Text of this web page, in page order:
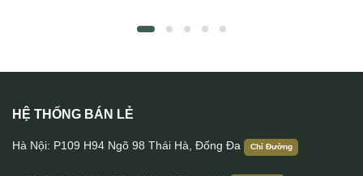
Ví da đựng thẻ handmade nhỏ gọn Lano VDNT06
HỆ THỐNG BÁN LẺ
Hà Nội: P109 H94 Ngõ 98 Thái Hà, Đống Đa Chỉ Đường